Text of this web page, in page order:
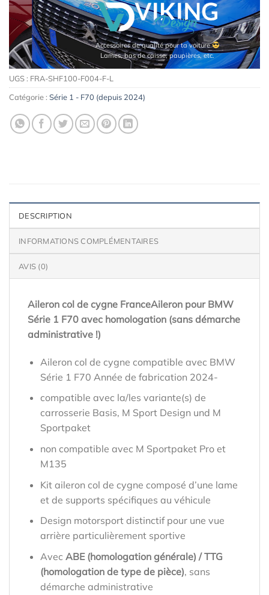
Accessoires de qualité pour ta voiture
Lames, bas de caisse, paupières, etc.
UGS : FRA-SHF100-F004-F-L
Catégorie : Série 1 - F70 (depuis 2024)
DESCRIPTION
INFORMATIONS COMPLÉMENTAIRES
AVIS (0)
Aileron col de cygne FranceAileron pour BMW
Série 1 F70 avec homologation (sans démarche
administrative !)
Aileron col de cygne compatible avec BMW
Série 1 F70 Année de fabrication 2024-
compatible avec la/les variante(s) de
carrosserie Basis, M Sport Design und M
Sportpaket
non compatible avec M Sportpaket Pro et
M135
Kit aileron col de cygne composé d’une lame
et de supports spécifiques au véhicule
Design motorsport distinctif pour une vue
arrière particulièrement sportive
Avec ABE (homologation générale) / TTG
(homologation de type de pièce), sans
démarche administrative